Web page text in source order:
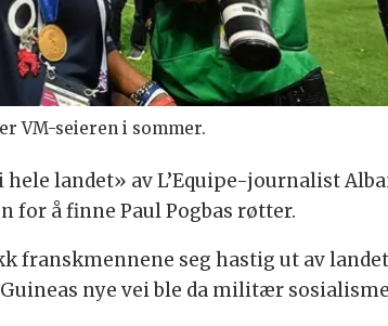
VM-seieren i sommer.
landet» av L’Equipe-journalist
for å finne Paul Pogbas røtter.
franskmennene seg hastig ut av
nye vei ble da militær